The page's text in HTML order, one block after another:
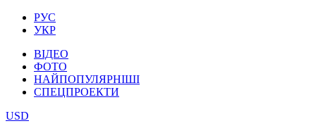
РУС
УКР
ВІДЕО
ФОТО
НАЙПОПУЛЯРНІШІ
СПЕЦПРОЕКТИ
USD